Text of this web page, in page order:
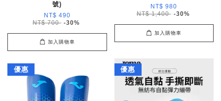
號)
NT$ 490
NT$ 700 -30%
加入購物車
NT$ 980
NT$ 1,400 -30%
加入購物車
優惠 優惠